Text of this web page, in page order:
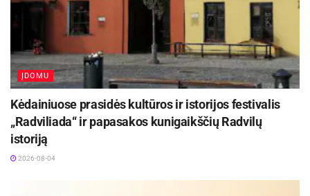
ĮDOMU
Kėdainiuose prasidės kultūros ir istorijos festivalis
„Radviliada“ ir papasakos kunigaikščių Radvilų
istoriją
2026-08-04